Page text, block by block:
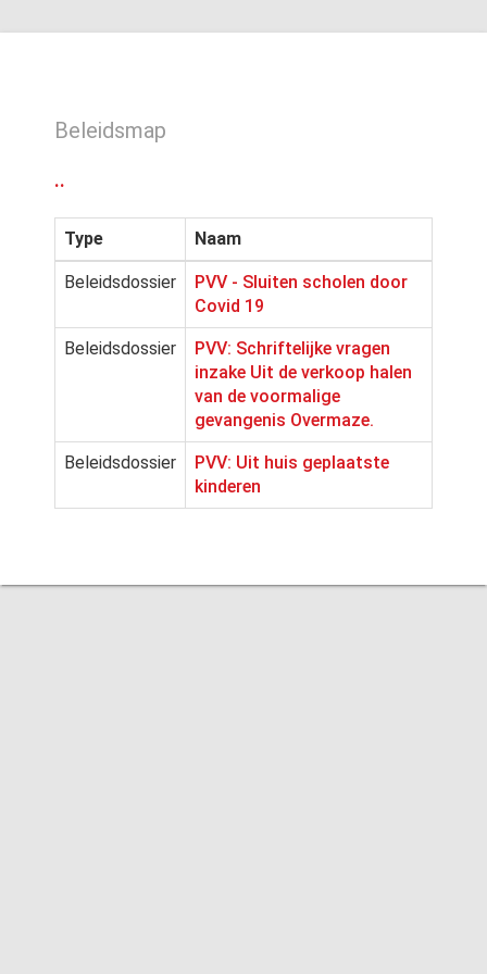
Beleidsmap
..
Type Naam
Beleidsdossier
PVV - Sluiten scholen door
Covid 19
Beleidsdossier
PVV: Schriftelijke vragen
inzake Uit de verkoop halen
van de voormalige
gevangenis Overmaze.
Beleidsdossier
PVV: Uit huis geplaatste
kinderen